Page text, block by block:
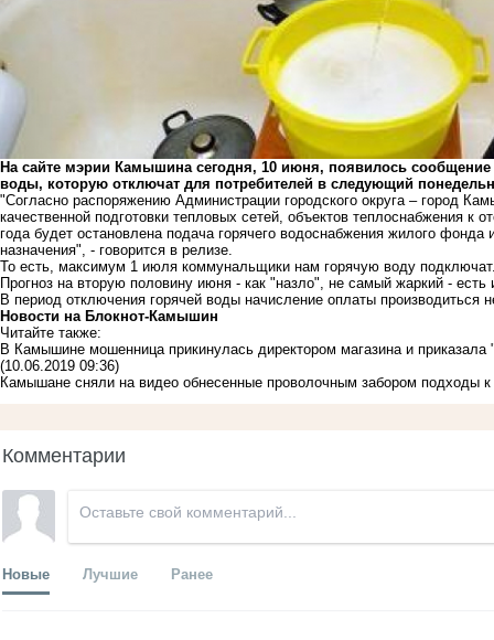
На сайте мэрии Камышина сегодня, 10 июня, появилось
воды, которую отключат для потребителей в следующий
"Согласно распоряжению Администрации городского округа – город
качественной подготовки тепловых сетей, объектов теплоснабжения к
года будет остановлена подача горячего водоснабжения жилого фонда
назначения", - говорится в релизе.
То есть, максимум 1 июля коммунальщики нам горячую воду
Прогноз на вторую половину июня - как "назло", не самый жаркий -
В период отключения горячей воды начисление оплаты производиться
Новости на Блoкнoт-Камышин
Читайте также:
В Камышине мошенница прикинулась директором магазина и приказала
(10.06.2019 09:36)
Камышане сняли на видео обнесенные проволочным забором подходы
Комментарии
Новые Лучшие Ранее